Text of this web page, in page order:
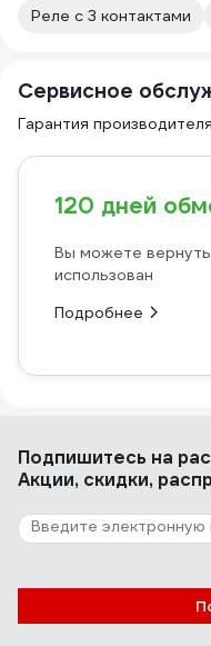
Реле с 3 контактами
Сервисное
Гарантия
120 дней
Вы можете
использован
Подробнее
Подпишитесь на
Акции, скидки,